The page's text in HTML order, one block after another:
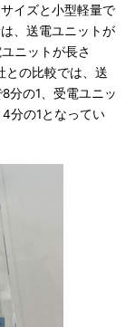
イズと小型軽量で
、送電ユニットが
ニットが長さ
の比較では、送
分の1、受電ユニッ
分の1となってい